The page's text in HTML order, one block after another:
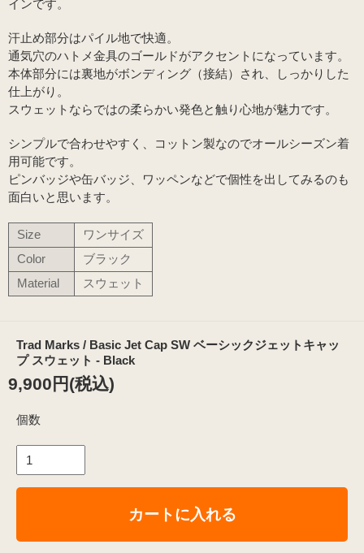
インです。
汗止め部分はパイル地で快適。
通気穴のハトメ金具のゴールドがアクセントになっています。
本体部分には裏地がボンディング（接結）され、しっかりした
仕上がり。
スウェットならではの柔らかい発色と触り心地が魅力です。
シンプルで合わせやすく、コットン製なのでオールシーズン着
用可能です。
ピンバッジや缶バッジ、ワッペンなどで個性を出してみるのも
面白いと思います。
Size
ワンサイズ
Color
ブラック
Material
スウェット
Trad Marks / Basic Jet Cap SW ベーシックジェットキャッ
プ スウェット - Black
9,900円(税込)
個数
カートに入れる